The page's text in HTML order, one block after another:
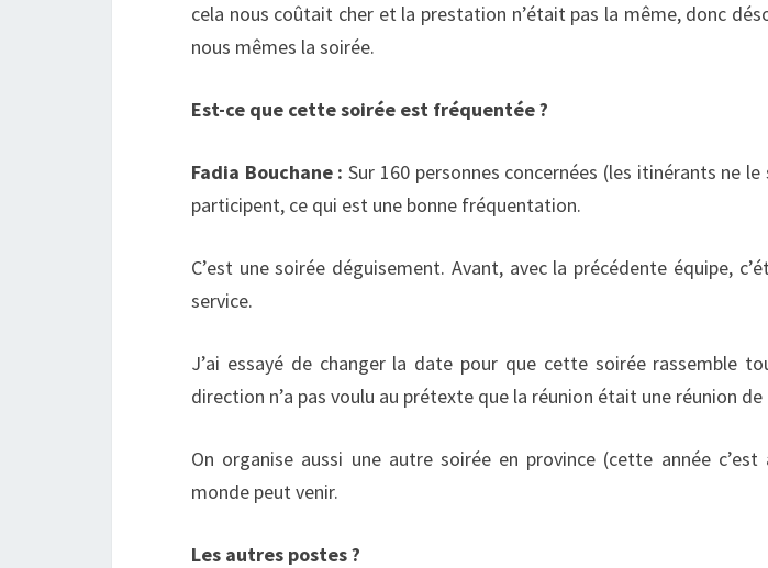
cela nous coûtait cher et la prestation n’était pas la même, donc
nous mêmes la soirée.
Est-ce que cette soirée est fréquentée ?
Fadia Bouchane : Sur 160 personnes concernées (les itinérants ne
participent, ce qui est une bonne fréquentation.
C’est une soirée déguisement. Avant, avec la précédente équipe,
service.
J’ai essayé de changer la date pour que cette soirée rassemble
direction n’a pas voulu au prétexte que la réunion était une réunion
On organise aussi une autre soirée en province (cette année
monde peut venir.
Les autres postes ?